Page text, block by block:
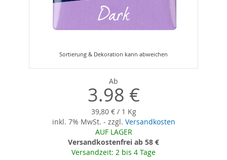
der
Ab
3.98 €
39,80 € / 1 Kg
inkl. 7% MwSt. - zzgl. Versandkosten
AUF LAGER
Versandkostenfrei ab 58 €
Versandzeit: 2 bis 4 Tage